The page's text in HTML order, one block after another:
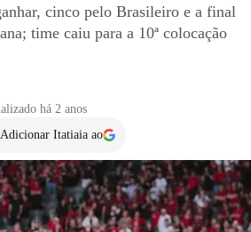
cinco pelo Brasileiro e a final
time caiu para a 10ª colocação
há 2 anos
Adicionar Itatiaia ao